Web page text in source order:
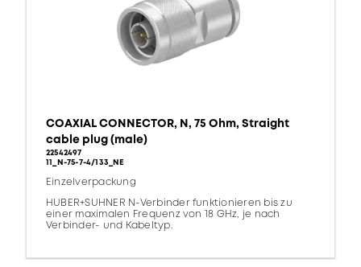
COAXIAL CONNECTOR, N, 75 Ohm, Straight
cable plug (male)
22542497
11_N-75-7-4/133_NE
Einzelverpackung
HUBER+SUHNER N-Verbinder funktionieren bis zu
einer maximalen Frequenz von 18 GHz, je nach
Verbinder- und Kabeltyp.